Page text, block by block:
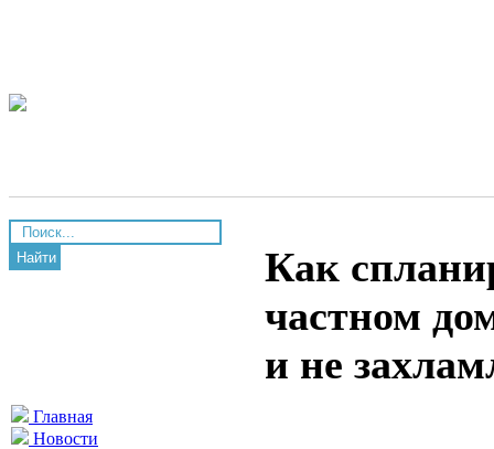
Найти
Главная
Новости
Как
частном
и не